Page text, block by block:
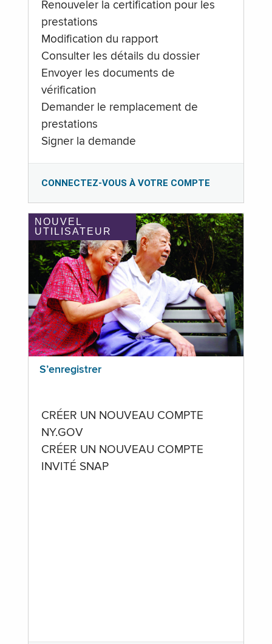
Renouveler la certification pour les
prestations
Modification du rapport
Consulter les détails du dossier
Envoyer les documents de
vérification
Demander le remplacement de
prestations
Signer la demande
CONNECTEZ-VOUS À VOTRE COMPTE
NOUVEL
UTILISATEUR
S’enregistrer
CRÉER UN NOUVEAU COMPTE
NY.GOV
CRÉER UN NOUVEAU COMPTE
INVITÉ SNAP